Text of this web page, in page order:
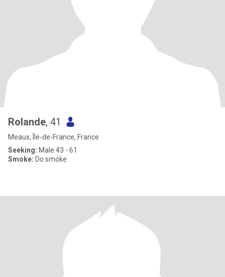
Rolande, 41
Meaux, Île-de-France, France
Seeking: Male 43 - 61
Smoke: Do smoke